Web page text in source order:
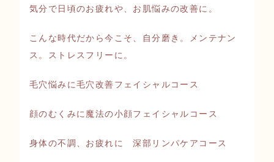
気分で日頃のお疲れや、お肌悩みの改善に。
こんな時代だから今こそ、自分磨き。メンテナン
ス。ストレスフリーに。
毛穴悩みに毛穴改善フェイシャルコース
顔のむくみに魔法の小顔フェイシャルコース
身体の不調、お疲れに 深部リンパケアコース